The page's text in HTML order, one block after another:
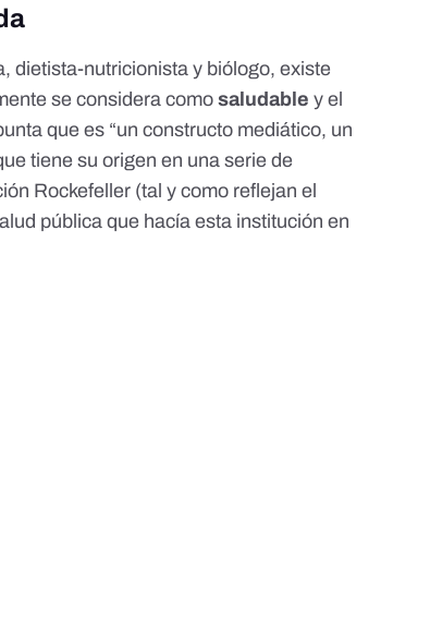
, dietista-nutricionista y biólogo, existe
se considera comosaludabley el
que es “un constructo mediático, un
tiene su origen en una serie de
Rockefeller (tal y como reflejanel
pública que hacía esta institución en